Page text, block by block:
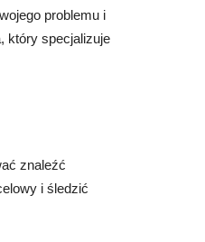
problemu i
który specjalizuje
znaleźć
i śledzić